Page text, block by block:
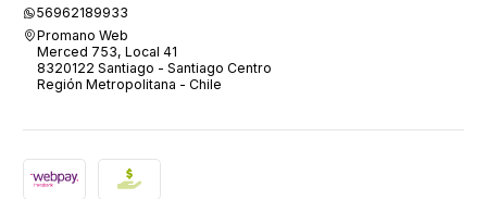
56962189933
Promano Web
Merced 753, Local 41
8320122 Santiago - Santiago Centro
Región Metropolitana - Chile